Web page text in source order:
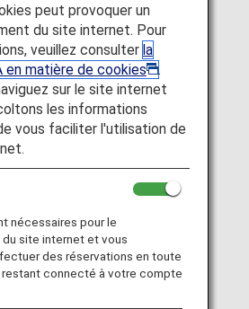
goods purchased mainly from
Indonesia, Nepal, Myanmar, and
tableware, antique
that you will want to incorporate
peut provoquer un
du site internet. Pour
veuillez consulter la
en matière de cookies
.
sur le site internet
les informations
vous faciliter l'utilisation de
nécessaires pour le
site internet et vous
des réservations en toute
connecté à votre compte